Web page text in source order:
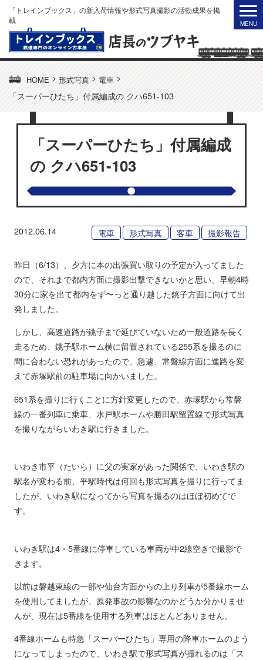
「トレインブックス」の新入荷情報や形式写真撮影の活動成果を掲
載
HOME > 形式写真 > 電車 >
「スーパーひたち」付属編成の クハ651-103
「スーパーひたち」付属編成
の クハ651-103
2012.06.14 電車 形式写真 客車 撮影報告
昨日（6/13）、夕方に本の出張買い取りの予定が入ってました
ので、それまで都内方面に撮影出撃できないかと思い、早朝4時
30分に家を出て都内をず〜っと通り越した銚子方面に向けて出
発しました。
しかし、高速道路が銚子まで延びていないため一般道路を長く
走るため、銚子駅ホーム横に留置されている255系を撮るのに
間に合わない恐れがあったので、急遽、常磐線方面に進路を変
えて赤塚駅前の駐車場に向かいました。
651系を撮りに行くことに方針変更したので、赤塚駅から常磐
線の一番列車に乗車、水戸駅ホームや勝田駅留置線で形式写真
を撮りながらいわき駅に行きました。
いわき市平（たいら）に父の実家があった関係で、いわき駅の
駅名が変わる前、平駅時代は何回も形式写真を撮りに行ってま
したが、いわき駅になってから写真を撮るのはほぼ初めてで
す。
いわき駅は4・5番線に停車している車両が中2線空きで撮影で
きます。
以前は磐越東線の一部や仙台方面からの上り列車が5番線ホーム
を使用してましたが、原発事故の影響なのかどうか分かりませ
んが、現在は5番線を使用する列車はほとんどありません。
4番線ホームも特急「スーパーひたち」専用の降車ホームのよう
になってしまったので、いわき駅で形式写真が撮れるのは「ス